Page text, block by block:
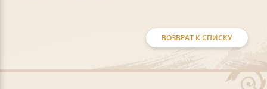
ВОЗВРАТ К СПИСКУ